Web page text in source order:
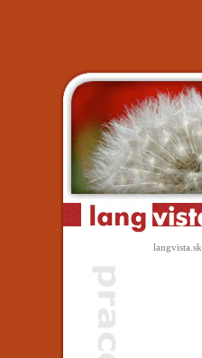
langvista.sk